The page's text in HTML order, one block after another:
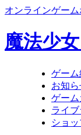
オンラインゲー
魔法少
ゲーム
お知
ゲーム
ライブ
ショ